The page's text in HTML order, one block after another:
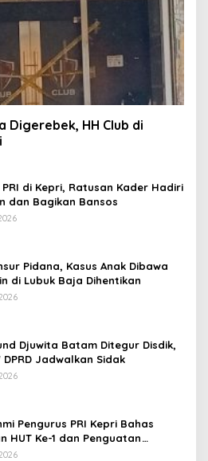
Digerebek, HH Club di
PRI di Kepri, Ratusan Kader Hadiri
dan Bagikan Bansos
Pidana, Kasus Anak Dibawa
di Lubuk Baja Dihentikan
Djuwita Batam Ditegur Disdik,
DPRD Jadwalkan Sidak
Pengurus PRI Kepri Bahas
HUT Ke-1 dan Penguatan
Partai